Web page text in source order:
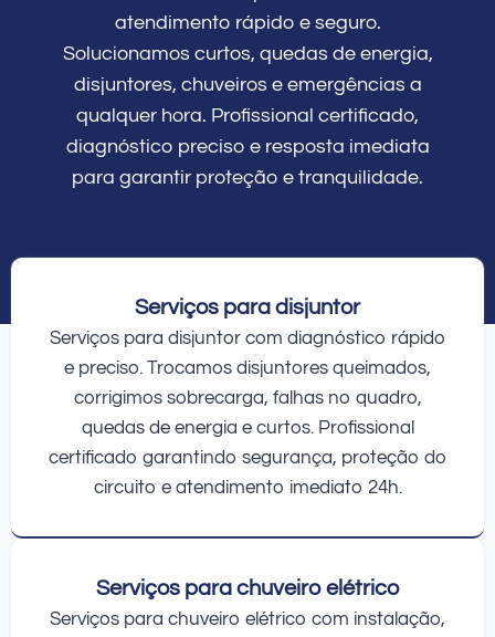
atendimento rápido e seguro.
Solucionamos curtos, quedas de energia,
disjuntores, chuveiros e emergências a
qualquer hora. Profissional certificado,
diagnóstico preciso e resposta imediata
para garantir proteção e tranquilidade.
Serviços para disjuntor
Serviços para disjuntor com diagnóstico rápido
e preciso. Trocamos disjuntores queimados,
corrigimos sobrecarga, falhas no quadro,
quedas de energia e curtos. Profissional
certificado garantindo segurança, proteção do
circuito e atendimento imediato 24h.
Serviços para chuveiro elétrico
Serviços para chuveiro elétrico com instalação,